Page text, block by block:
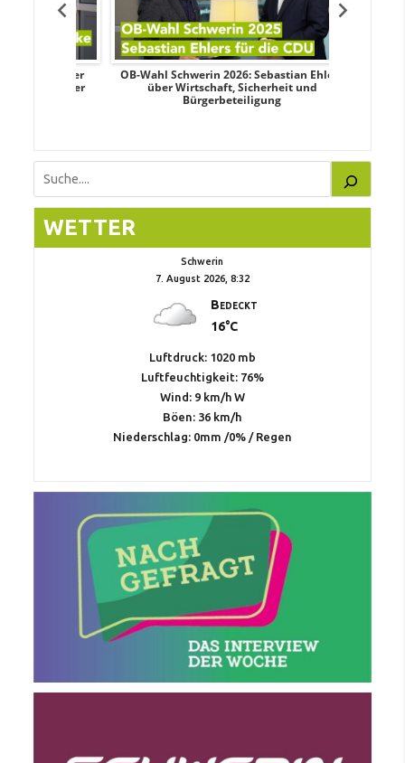
OB-Wahl Schwerin 2026: Sebastian Ehlers
über Wirtschaft, Sicherheit und
Bürgerbeteiligung
Suchen
WETTER
Schwerin
7. August 2026, 8:32
Bedeckt
16°C
Luftdruck: 1020 mb
Luftfeuchtigkeit: 76%
Wind: 9 km/h W
Böen: 36 km/h
Niederschlag: 0mm /0%/ Regen